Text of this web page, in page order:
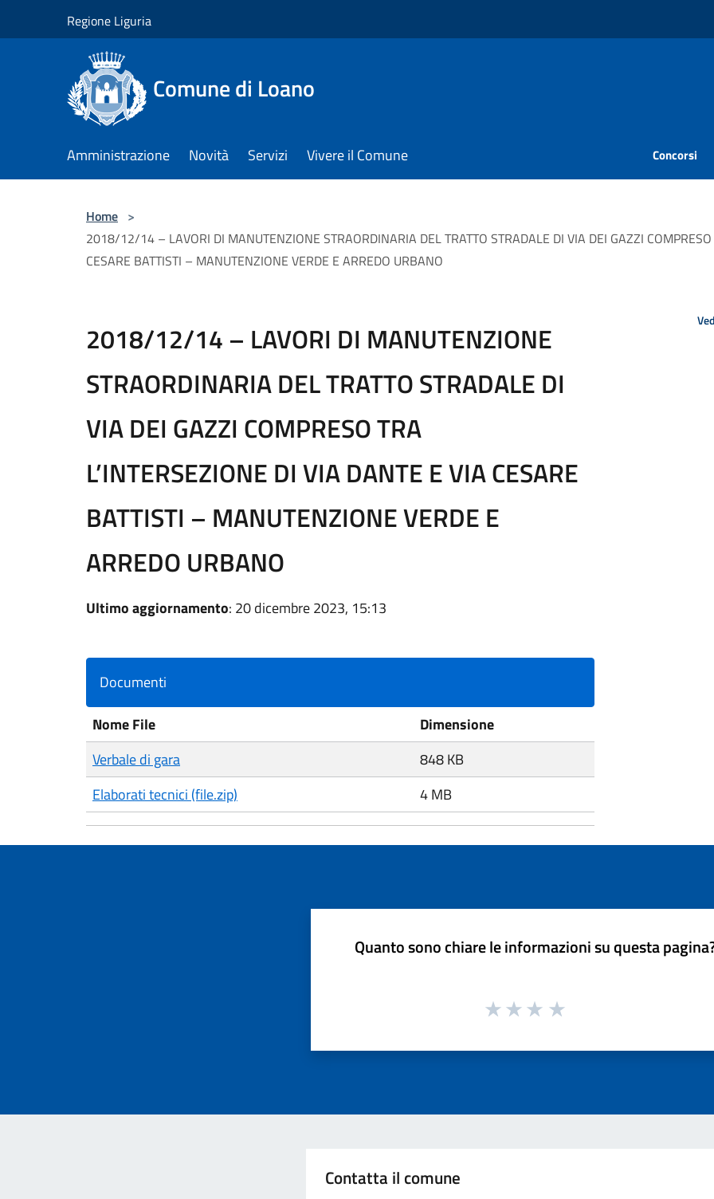
Regione Liguria
Comune di Loano
Amministrazione Novità Servizi Vivere il Comune Concorsi
Home >
2018/12/14 – LAVORI DI MANUTENZIONE STRAORDINARIA DEL TRATTO STRADALE DI VIA DEI GAZZI COMPRESO
CESARE BATTISTI – MANUTENZIONE VERDE E ARREDO URBANO
2018/12/14 – LAVORI DI MANUTENZIONE
STRAORDINARIA DEL TRATTO STRADALE DI
VIA DEI GAZZI COMPRESO TRA
L’INTERSEZIONE DI VIA DANTE E VIA CESARE
BATTISTI – MANUTENZIONE VERDE E
ARREDO URBANO
Ultimo aggiornamento: 20 dicembre 2023, 15:13
Documenti
Nome File
Dimensione
Verbale di gara
848 KB
Elaborati tecnici (file.zip)
4 MB
Quanto sono chiare le informazioni su questa
Contatta il comune